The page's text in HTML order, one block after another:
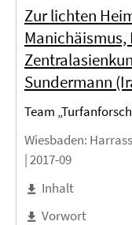
Zur lichten
Sundermann
Team
Wiesbaden:
|2017-09
Inhalt
Vorwort